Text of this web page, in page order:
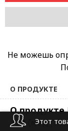
Не можешь
О ПРОДУКТЕ
О продукте
120
Этот